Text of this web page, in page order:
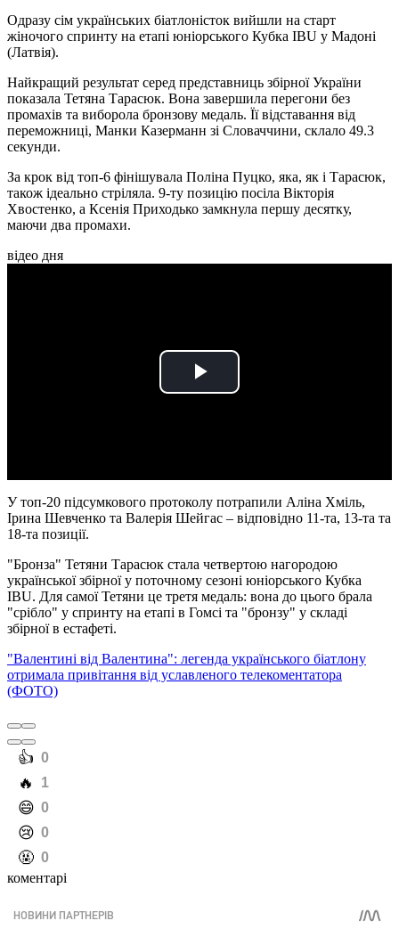
Одразу сім українських біатлоністок вийшли на старт
жіночого спринту на етапі юніорського Кубка IBU у Мадоні
(Латвія).
Найкращий результат серед представниць збірної України
показала Тетяна Тарасюк. Вона завершила перегони без
промахів та виборола бронзову медаль. Її відставання від
переможниці, Манки Казерманн зі Словаччини, склало 49.3
секунди.
За крок від топ-6 фінішувала Поліна Пуцко, яка, як і Тарасюк,
також ідеально стріляла. 9-ту позицію посіла Вікторія
Хвостенко, а Ксенія Приходько замкнула першу десятку,
маючи два промахи.
відео дня
Play
У топ-20 підсумкового протоколу потрапили Аліна Хміль,
Ірина Шевченко та Валерія Шейгас – відповідно 11-та, 13-та та
18-та позиції.
"Бронза" Тетяни Тарасюк стала четвертою нагородою
української збірної у поточному сезоні юніорського Кубка
IBU. Для самої Тетяни це третя медаль: вона до цього брала
"срібло" у спринту на етапі в Гомсі та "бронзу" у складі
збірної в естафеті.
"Валентині від Валентина": легенда українського біатлону
отримала привітання від уславленого телекоментатора
(ФОТО)
️👍 0
️🔥 1
️😄 0
️😢 0
️🤬 0
коментарі